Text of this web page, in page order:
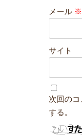
メール ※
サイト
次回の
する。